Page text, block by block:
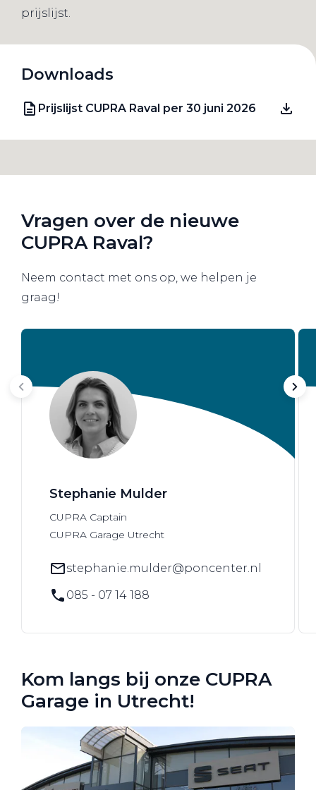
prijslijst.
Downloads
Prijslijst CUPRA Raval per 30 juni 2026
Vragen over de nieuwe
CUPRA Raval?
Neem contact met ons op, we helpen je
graag!
Stephanie Mulder
CUPRA Captain
CUPRA Garage Utrecht
stephanie.mulder@poncenter.nl
085 - 07 14 188
Kom langs bij onze CUPRA
Garage in Utrecht!